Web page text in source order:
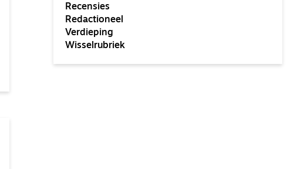
Recensies
Redactioneel
Verdieping
Wisselrubriek